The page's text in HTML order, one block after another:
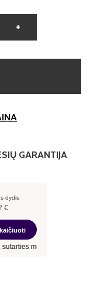
+
GARANTIJA